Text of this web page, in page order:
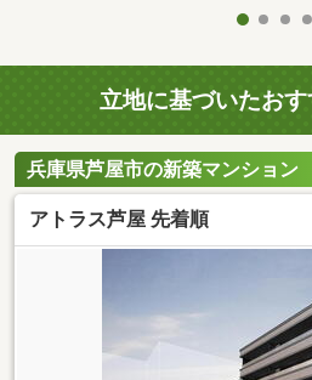
立地に基づいたお
兵庫県芦屋市の新築マンション
アトラス芦屋 先着順